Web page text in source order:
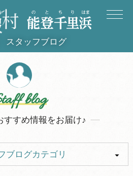
スタッフブログ
blog
すすめ情報をお届け♪
ブログカテゴリ